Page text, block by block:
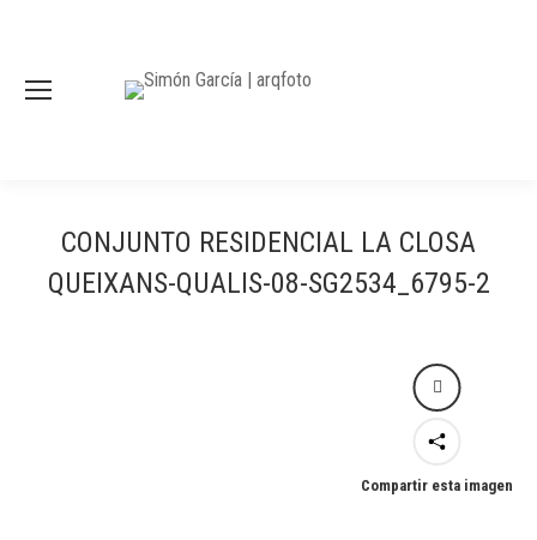
CONJUNTO RESIDENCIAL LA CLOSA
QUEIXANS-QUALIS-08-SG2534_6795-2
Compartir esta imagen